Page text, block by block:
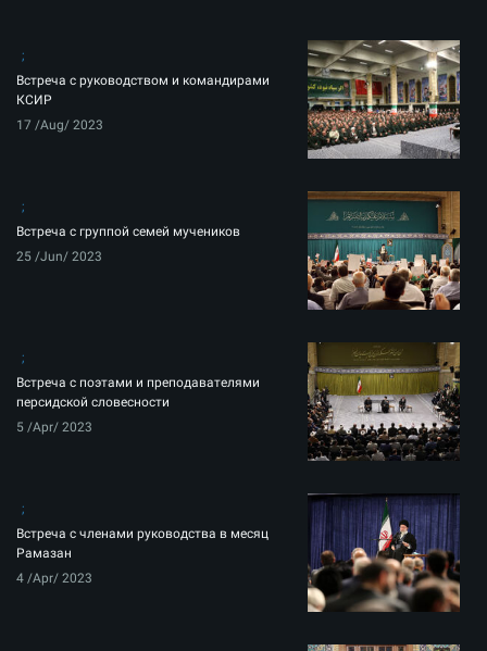
Встреча с руководством и командирами
КСИР
17 /Aug/ 2023
Встреча с группой семей мучеников
25 /Jun/ 2023
Встреча с поэтами и преподавателями
персидской словесности
5 /Apr/ 2023
Встреча с членами руководства в месяц
Рамазан
4 /Apr/ 2023